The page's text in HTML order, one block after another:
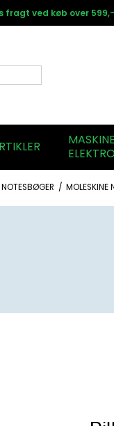
fragt ved køb over 599,-
NOTESBØGER / MOLESKINE